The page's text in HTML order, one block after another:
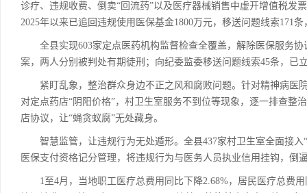
诊疗、违规收费、倒卖“回流药”以及医疗器械销售中虚开增值税发
2025年以来已追回违规使用医保基金1800万元，移送问题线索171
全县实现603家定点医药机构监督检查全覆盖，解除医保服务协
案，两人分别被判处有期徒刑；向纪委监委移送问题线索45条，已
紧盯乱象，整治群众身边不正之风和腐败问题。针对精神病医
对定点药店“阴阳价格”，村卫生室服务不到位等现象，逐一排查整
店协议，让“蝇贪蚁腐”无处藏身。
智慧监管，让违规行为无处遁形。全县437家村卫生室全面接入
医保支付资格记分管理，将违规行为与医务人员执业信用挂钩，倒
1至4月，当地职工医疗总费用同比下降2.68%，居民医疗总费用